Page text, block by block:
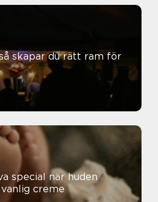
skapar du rätt ram för
när huden
creme